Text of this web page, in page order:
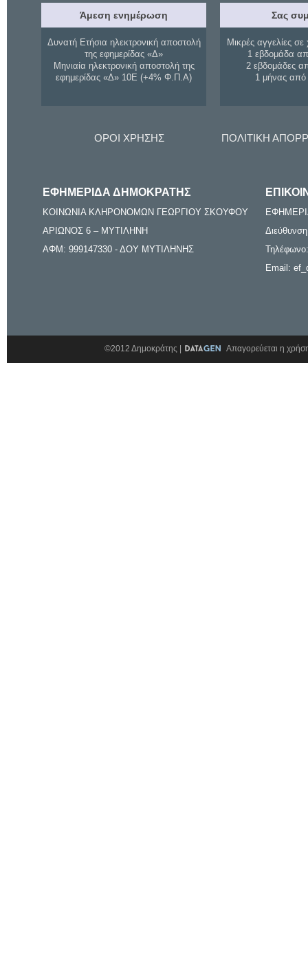
Άμεση ενημέρωση
Δυνατή Ετήσια ηλεκτρονική αποστολή
της εφημερίδας «Δ»
Μηνιαία ηλεκτρονική αποστολή της
εφημερίδας «Δ» 10Ε (+4% Φ.Π.Α)
Σας
Μικρές αγγελίες σε
1 εβδομάδα
2 εβδομάδες
1 μήνας
ΟΡΟΙ ΧΡΗΣΗΣ ΠΟΛΙΤΙΚΗ
ΕΦΗΜΕΡΙΔΑ ΔΗΜΟΚΡΑΤΗΣ
ΚΟΙΝΩΝΙΑ ΚΛΗΡΟΝΟΜΩΝ ΓΕΩΡΓΙΟΥ ΣΚΟΥΦΟΥ
ΑΡΙΩΝΟΣ 6 – ΜΥΤΙΛΗΝΗ
ΑΦΜ: 999147330 - ΔΟΥ ΜΥΤΙΛΗΝΗΣ
Email:
©2012 Δημοκράτης | Απαγορεύεται η